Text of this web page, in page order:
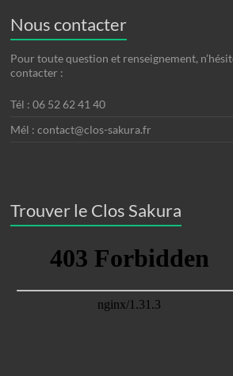
Nous contacter
Pour toute question et renseignement,
contacter :
Tél : 06 52 62 41 40
Mél : contact@clos-sakura.fr
Trouver le Clos Sakura